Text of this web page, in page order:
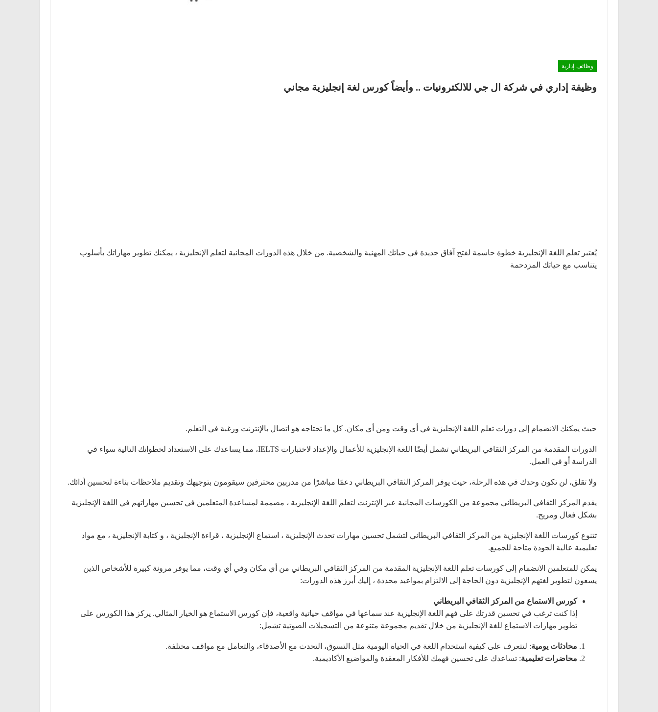
وظائف إدارية
وظيفة إداري في شركة ال جي للالكترونيات .. وأيضاً كورس لغة إنجليزية مجاني
يُعتبر تعلم اللغة الإنجليزية خطوة حاسمة لفتح آفاق جديدة في حياتك المهنية والشخصية. من خلال هذه الدورات المجانية لتعلم الإنجليزية ، يمكنك تطوير مهاراتك بأسلوب
يتناسب مع حياتك المزدحمة
حيث يمكنك الانضمام إلى دورات تعلم اللغة الإنجليزية في أي وقت ومن أي مكان. كل ما تحتاجه هو اتصال بالإنترنت ورغبة في التعلم.
الدورات المقدمة من المركز الثقافي البريطاني تشمل أيضًا اللغة الإنجليزية للأعمال والإعداد لاختبارات IELTS، مما يساعدك على الاستعداد لخطواتك التالية سواء في
الدراسة أو في العمل.
ولا تقلق، لن تكون وحدك في هذه الرحلة، حيث يوفر المركز الثقافي البريطاني دعمًا مباشرًا من مدربين محترفين سيقومون بتوجيهك وتقديم ملاحظات بناءة لتحسين أدائك.
يقدم المركز الثقافي البريطاني مجموعة من الكورسات المجانية عبر الإنترنت لتعلم اللغة الإنجليزية ، مصممة لمساعدة المتعلمين في تحسين مهاراتهم في اللغة الإنجليزية
بشكل فعال ومريح.
تتنوع كورسات اللغة الإنجليزية من المركز الثقافي البريطاني لتشمل تحسين مهارات تحدث الإنجليزية ، استماع الإنجليزية ، قراءة الإنجليزية ، و كتابة الإنجليزية ، مع مواد
تعليمية عالية الجودة متاحة للجميع.
يمكن للمتعلمين الانضمام إلى كورسات تعلم اللغة الإنجليزية المقدمة من المركز الثقافي البريطاني من أي مكان وفي أي وقت، مما يوفر مرونة كبيرة للأشخاص الذين
يسعون لتطوير لغتهم الإنجليزية دون الحاجة إلى الالتزام بمواعيد محددة ، إليك أبرز هذه الدورات:
كورس الاستماع من المركز الثقافي البريطاني
إذا كنت ترغب في تحسين قدرتك على فهم اللغة الإنجليزية عند سماعها في مواقف حياتية واقعية، فإن كورس الاستماع هو الخيار المثالي. يركز هذا الكورس على
تطوير مهارات الاستماع للغة الإنجليزية من خلال تقديم مجموعة متنوعة من التسجيلات الصوتية تشمل:
محادثات يومية: لتتعرف على كيفية استخدام اللغة في الحياة اليومية مثل التسوق، التحدث مع الأصدقاء، والتعامل مع مواقف مختلفة.
محاضرات تعليمية: تساعدك على تحسين فهمك للأفكار المعقدة والمواضيع الأكاديمية.